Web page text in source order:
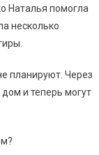
Наталья помогла
несколько
планируют. Через
и теперь могут